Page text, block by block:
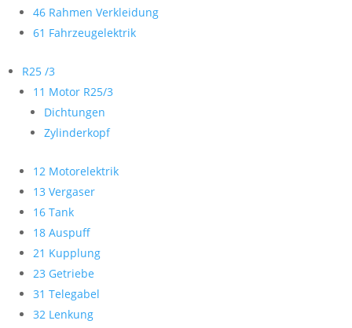
46 Rahmen Verkleidung
61 Fahrzeugelektrik
R25 /3
11 Motor R25/3
Dichtungen
Zylinderkopf
12 Motorelektrik
13 Vergaser
16 Tank
18 Auspuff
21 Kupplung
23 Getriebe
31 Telegabel
32 Lenkung